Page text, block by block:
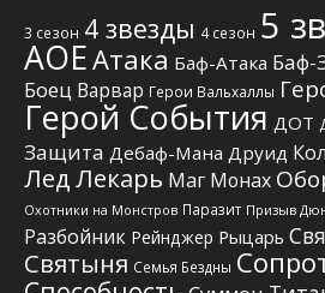
3 сезон 4 звезды 4 сезон 5
АОЕАтака Баф-Атака Баф-
Боец Варвар Герои Вальхаллы
Герой События ДОТ
Защита Дебаф-Мана Друид
ЛедЛекарь Маг Монах
Охотники на Монстров Паразит Призыв
Разбойник Рейнджер Рыцарь
Святыня Семья Бездны